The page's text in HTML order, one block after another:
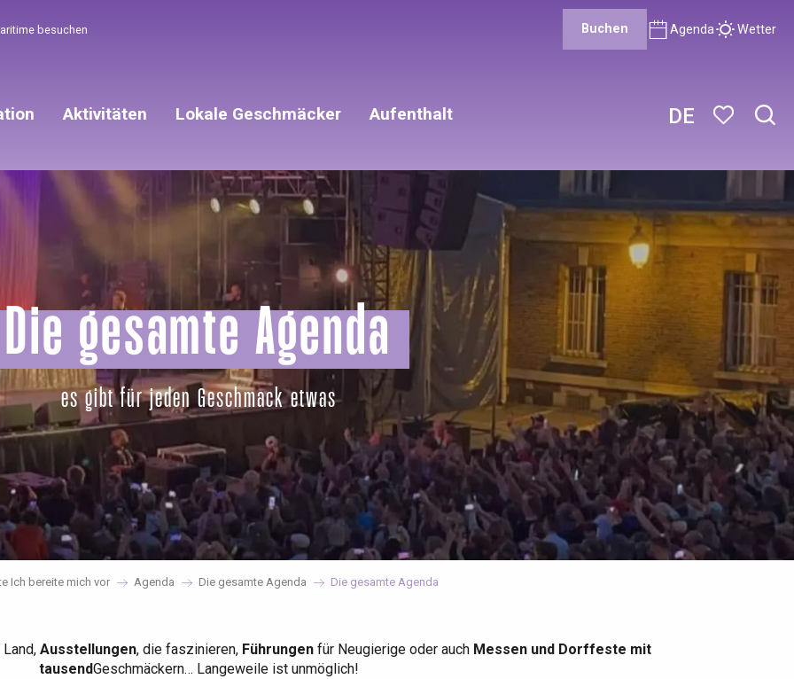
DE
besuchen Buchen Agenda Wetter
Aktivitäten Lokale Geschmäcker Aufenthalt
Die gesamte Agenda
es gibt für jeden Geschmack etwas
Ich bereite mich vor Agenda Die gesamte Agenda Die gesamte Agenda
Ausstellungen, die faszinieren, Führungenfür Neugierige oder auch Messen und Dorffeste mit
tausendGeschmäckern… Langeweile ist unmöglich!